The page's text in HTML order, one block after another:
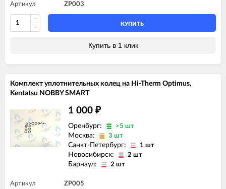
Артикул ZP003
КУПИТЬ
Купить в 1 клик
Комплект уплотнительных колец на Hi-Therm Optimus,
Kentatsu NOBBY SMART
1 000 ₽
Оренбург: >5 шт
Москва: 3 шт
Санкт-Петербург: 1 шт
Новосибирск: 2 шт
Барнаул: 2 шт
Артикул ZP005